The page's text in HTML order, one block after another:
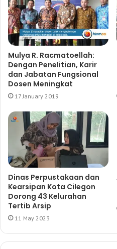
Mulya R. Racmatoellah:
Dengan Penelitian, Karir
dan Jabatan Fungsional
Dosen Meningkat
17 January 2019
Dinas Perpustakaan dan
Kearsipan Kota Cilegon
Dorong 43 Kelurahan
Tertib Arsip
11 May 2023